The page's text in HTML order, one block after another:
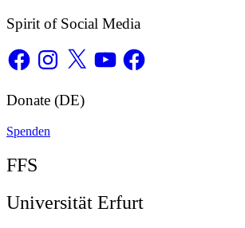
Spirit of Social Media
FacebookInstagram
X YouTubeFacebook
Donate (DE)
Spenden
FFS
Universität Erfurt